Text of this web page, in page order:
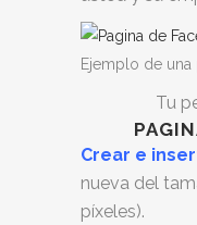
Ejemplo de
Tu
Crear e
nueva del
píxeles).